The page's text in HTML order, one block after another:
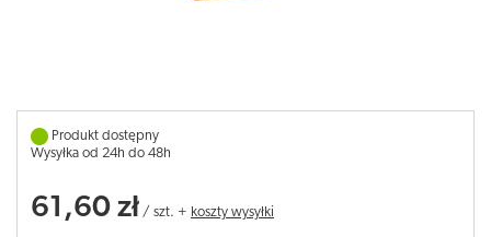
Produkt dostępny
Wysyłka od 24h do 48h
61,60 zł / szt. + koszty wysyłki